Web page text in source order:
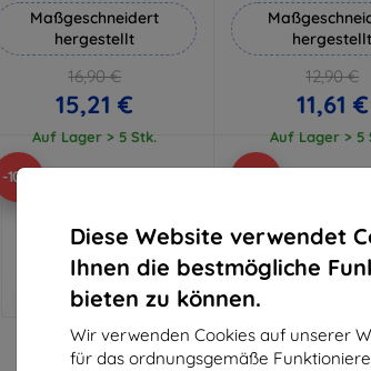
Diese Website verwendet
Ihnen die bestmögliche
bieten zu können.
Wir verwenden Cookies auf unserer
für das ordnungsgemäße
Maßgeschneidert
hergestellt
16,90 €
15,21 €
Auf Lager > 5 Stk.
hergestellt
12,90 €
11,61 €
Auf Lager > 5
-10%